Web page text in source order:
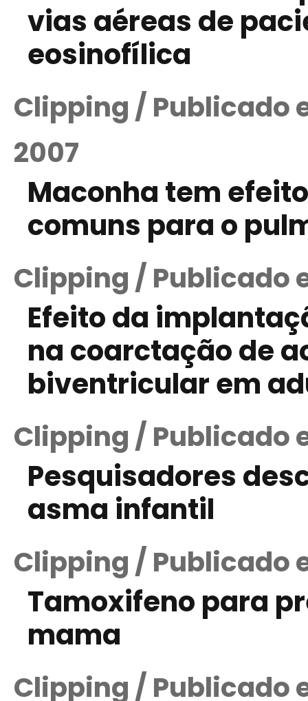
vias aéreas de
eosinofílica
Clipping / Publicado
2007
Maconha tem
comuns para o
Clipping / Publicado
Efeito da
na coarctação de
biventricular em
Clipping / Publicado
Pesquisadores
asma infantil
Clipping / Publicado
Tamoxifeno para
mama
Clipping / Publicado